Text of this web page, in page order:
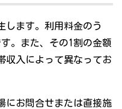
します。利用料金のう
。また、その1割の金額
収入によって異なってお
にお問合せまたは直接施